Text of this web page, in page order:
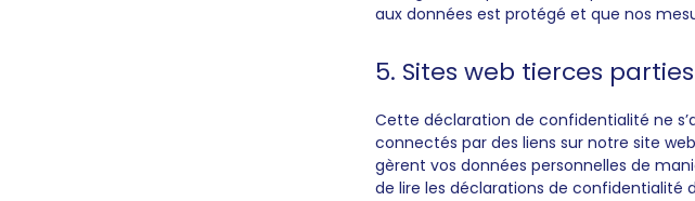
aux données est protégé et que nos
5. Sites web tierces parties
Cette déclaration de confidentialité ne
connectés par des liens sur notre site
gèrent vos données personnelles de
de lire les déclarations de confidentialité